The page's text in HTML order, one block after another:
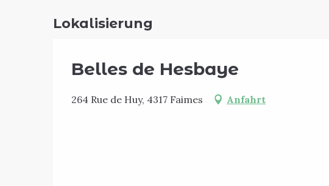
Lokalisierung
Belles de Hesbaye
264 Rue de Huy, 4317 Faimes Anfahrt